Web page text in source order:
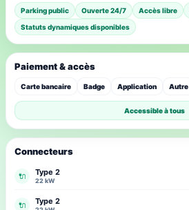
Parking public Ouverte 24/7 Accès libre
Statuts dynamiques disponibles
Connecteurs
🔌 Type 2
22 kW
🔌 Type 2
Paiement & accès
Carte bancaire Badge Application Autre
Accessible à tous